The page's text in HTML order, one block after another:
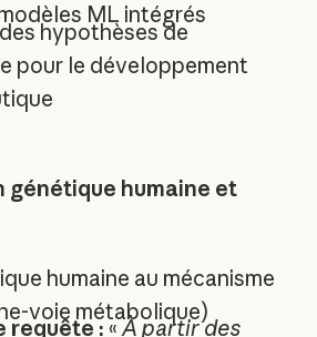
ML intégrés
hypothèses de
pour le développement
génétique humaine et
humaine au mécanisme
voie métabolique)
requête : «À partir des